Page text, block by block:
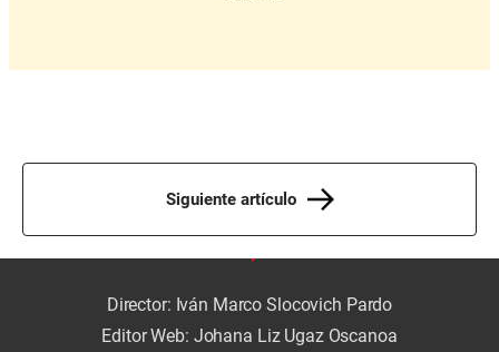
Siguiente artículo
Director: Iván Marco Slocovich Pardo
Editor Web: Johana Liz Ugaz Oscanoa